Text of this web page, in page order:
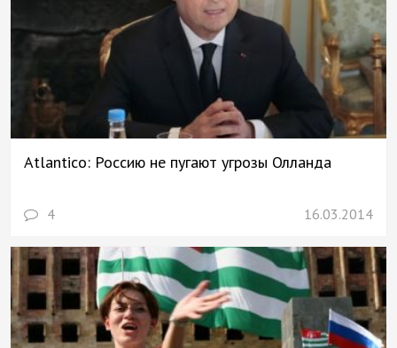
Atlantico: Россию не пугают угрозы Олланда
4 16.03.2014